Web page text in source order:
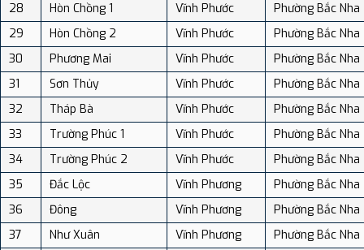
28
Hòn Chồng 1 Vĩnh Phước
Phường Bắc
29
Hòn Chồng 2 Vĩnh Phước
Phường Bắc
30
Phương Mai Vĩnh Phước
Phường Bắc
31
Sơn Thủy Vĩnh Phước
Phường Bắc
32
Tháp Bà Vĩnh Phước
Phường Bắc
33
Trường Phúc 1 Vĩnh Phước
Phường Bắc
34
Trường Phúc 2 Vĩnh Phước
Phường Bắc
35
Đắc Lộc Vĩnh Phương
Phường Bắc
36
Đông Vĩnh Phương
Phường Bắc
37
Như Xuân Vĩnh Phương
Phường Bắc